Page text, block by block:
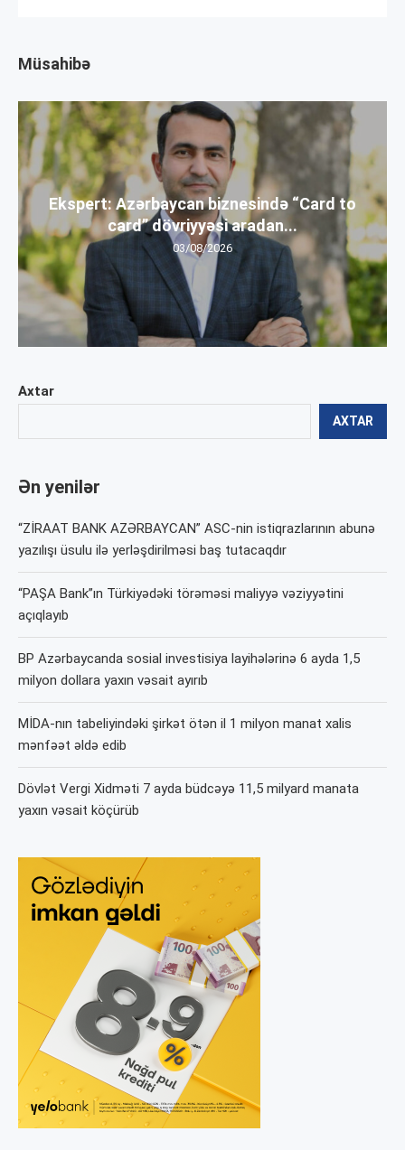
Axtar
AXTAR
Ən yenilər
“ZİRAAT BANK AZƏRBAYCAN” ASC-nin istiqrazlarının abunə
yazılışı üsulu ilə yerləşdirilməsi baş tutacaqdır
“PAŞA Bank”ın Türkiyədəki törəməsi maliyyə vəziyyətini
açıqlayıb
BP Azərbaycanda sosial investisiya layihələrinə 6 ayda 1,5
milyon dollara yaxın vəsait ayırıb
MİDA-nın tabeliyindəki şirkət ötən il 1 milyon manat xalis
mənfəət əldə edib
Dövlət Vergi Xidməti 7 ayda büdcəyə 11,5 milyard manata
yaxın vəsait köçürüb
Müsahibə
Ekspert: Azərbaycan biznesində “Card to
card” dövriyyəsi aradan...
03/08/2026